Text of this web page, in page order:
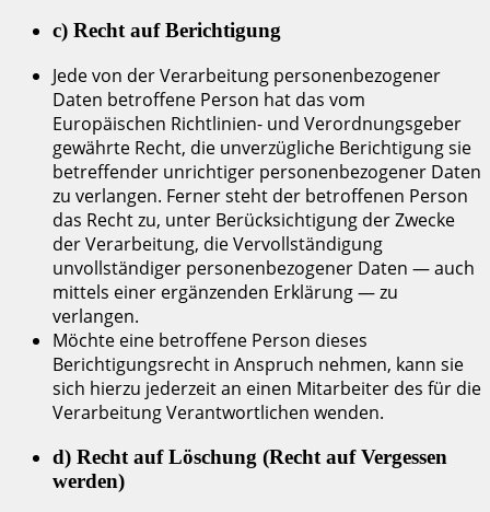
c) Recht auf Berichtigung
Jede von der Verarbeitung personenbezogener
Daten betroffene Person hat das vom
Europäischen Richtlinien- und Verordnungsgeber
gewährte Recht, die unverzügliche Berichtigung sie
betreffender unrichtiger personenbezogener Daten
zu verlangen. Ferner steht der betroffenen Person
das Recht zu, unter Berücksichtigung der Zwecke
der Verarbeitung, die Vervollständigung
unvollständiger personenbezogener Daten — auch
mittels einer ergänzenden Erklärung — zu
verlangen.
Möchte eine betroffene Person dieses
Berichtigungsrecht in Anspruch nehmen, kann sie
sich hierzu jederzeit an einen Mitarbeiter des für die
Verarbeitung Verantwortlichen wenden.
d) Recht auf Löschung (Recht auf Vergessen
werden)